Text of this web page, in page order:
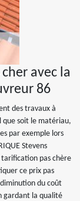
avec la
86
des travaux à
que soit le matériau,
par exemple lors
Stevens
tarification pas chère
ce prix pas
du coût
gardant la qualité